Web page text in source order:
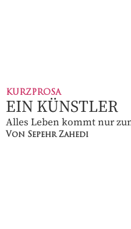
KURZPROSA
EIN KÜNSTLER
Alles Leben kommt nur
Von Sepehr Zahedi